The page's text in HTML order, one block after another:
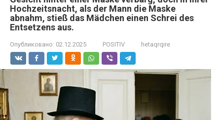
Hochzeitsnacht, als der Mann die Maske
abnahm, stieß das Mädchen einen Schrei des
Entsetzens aus.
Опубликовано: 02.12.2025 POSITIV hetaqrqire